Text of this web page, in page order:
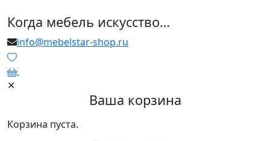
Когда мебель искусство…
info@mebelstar-shop.ru
✕
Ваша корзина
Корзина пуста.